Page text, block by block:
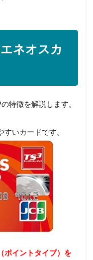
ネオスカ
特徴を解説します。
いカードです。
ポイントタイプ）を